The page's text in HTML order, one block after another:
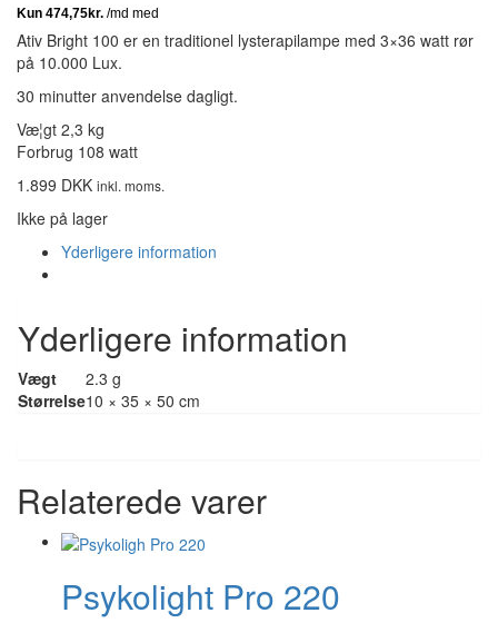
Ativ Bright 100 er en traditionel lysterapilampe med 3×36 watt rør
på 10.000 Lux.
30 minutter anvendelse dagligt.
Væ¦gt 2,3 kg
Forbrug 108 watt
1.899 DKK inkl. moms.
Ikke på lager
Yderligere information
Yderligere information
Vægt
2.3 g
Størrelse10 × 35 × 50 cm
Relaterede varer
Psykolight Pro 220